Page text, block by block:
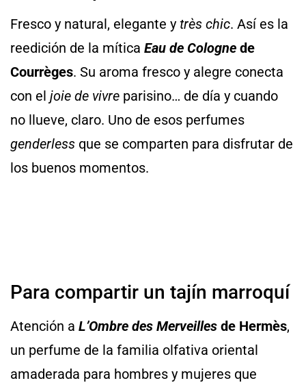
Fresco y natural, elegante y très chic. Así es la
reedición de la mítica Eau de Cologne de
Courrèges. Su aroma fresco y alegre conecta
con el joie de vivre parisino… de día y cuando
no llueve, claro. Uno de esos perfumes
genderless que se comparten para disfrutar de
los buenos momentos.
Para compartir un tajín marroquí
Atención a L’Ombre des Merveilles de Hermès,
un perfume de la familia olfativa oriental
amaderada para hombres y mujeres que